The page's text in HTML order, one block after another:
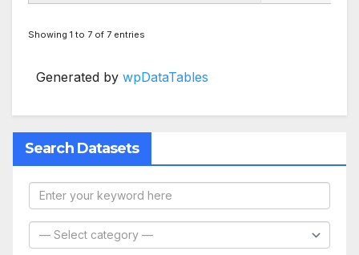
Showing 1 to 7 of 7 entries
Generated by wpDataTables
Search Datasets